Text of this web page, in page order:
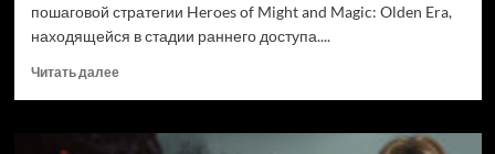
пошаговой стратегии Heroes of Might and Magic: Olden Era,
находящейся в стадии раннего доступа....
Читать далееПрочитать
Популярная